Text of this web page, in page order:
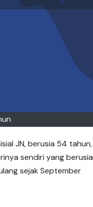
JN, berusia 54 tahun,
sendiri yang berusia
sejak September